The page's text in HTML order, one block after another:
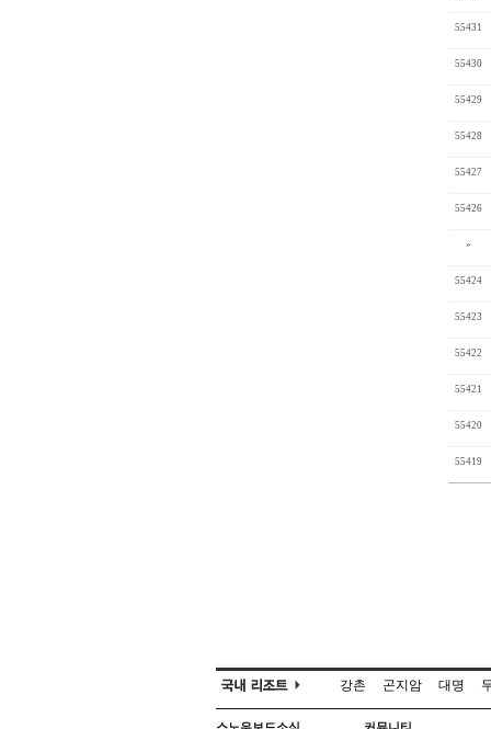
55431
55430
55429
55428
55427
55426
»
55424
55423
55422
55421
55420
55419
강촌 곤지암 대명